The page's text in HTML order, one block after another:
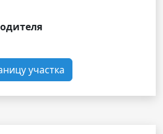
участка